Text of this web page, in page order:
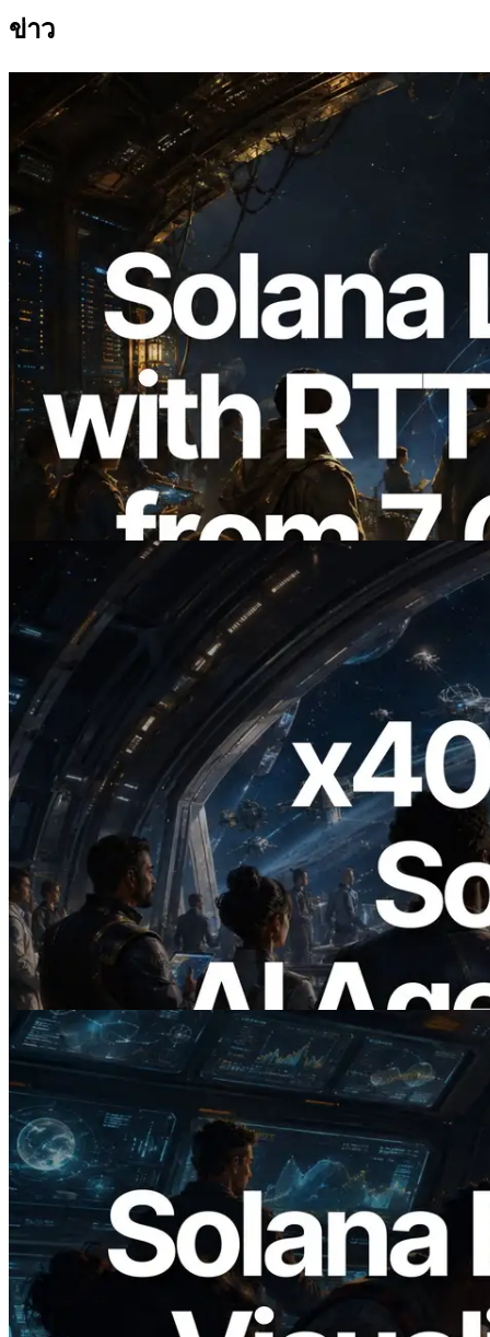
ข่าว
2026.08.05
ERPC ขยาย Solana Leader Slot API ด้วย
การวัด Ping จาก 7 Region ทั่วโลก พร้อม
เปิดตัว Validators Information API
2026.07.04
ERPC เปิดตัว Solana RPC ที่รองรับ x402
— ยุคที่ AI Agent จ่ายเงินให้ API ที่ต้องใช้
แบบ On Demand
อ่านบทความนี้
2026.05.24
Validators Solutions เปิดตัว Solana Block